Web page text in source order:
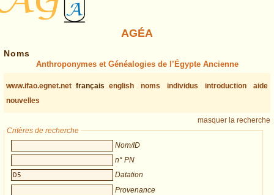
AGÉA
Noms
Anthroponymes et Généalogies de l’Égypte Ancienne
www.ifao.egnet.net français english noms individus introduction
aide
nouvelles
masquer la recherche
Critères de recherche
Nom/ID
n° PN
Datation
Provenance